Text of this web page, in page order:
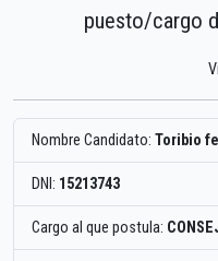
puesto/cargo
Nombre Candidato: Toribio
DNI: 15213743
Cargo al que postula: